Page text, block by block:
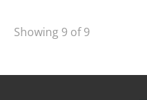
Showing 9 of 9